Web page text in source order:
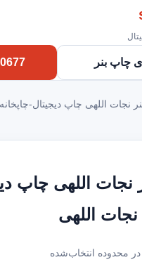
چاپ بنر
نجات اللهی چاپ دیجیتال-
نجات اللهی چاپ
نجات اللهی
محدوده انتخاب‌شده